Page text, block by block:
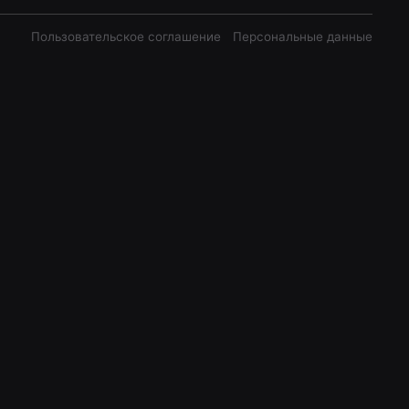
Пользовательское соглашение Персональные данные